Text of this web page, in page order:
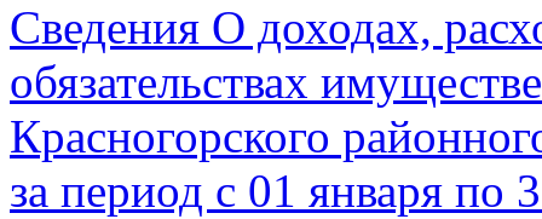
Сведения О доходах,
обязательствах
Красногорского
за период с 01 января по